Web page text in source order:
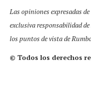
Las opiniones expresadas
exclusiva responsabilidad
los puntos de vista de
© Todos los derechos